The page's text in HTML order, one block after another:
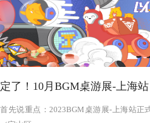
定了！10月BGM桌游展-上海
首先说重点：2023BGM桌游展-上海站正